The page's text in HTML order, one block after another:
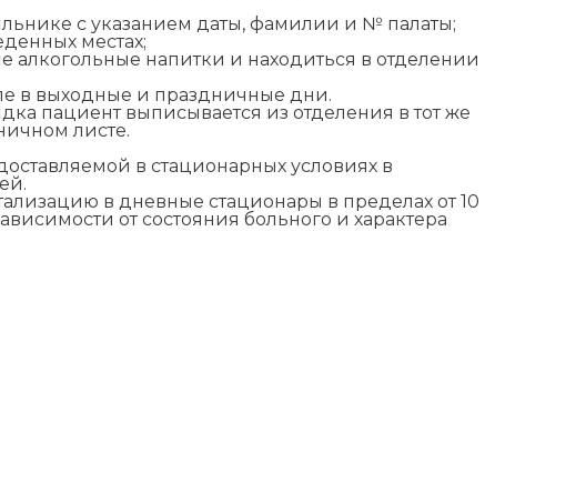
с указанием даты, фамилии и № палаты;
местах;
алкогольные напитки и находиться в отделении
в выходные и праздничные дни.
пациент выписывается из отделения в тот же
листе.
в стационарных условиях в
в дневные стационары в пределах от 10
от состояния больного и характера